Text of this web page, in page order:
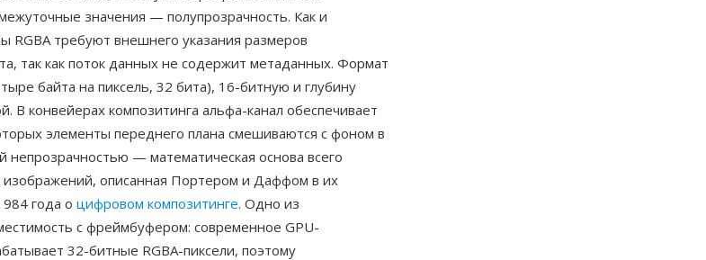
значения — полупрозрачность. Как и
RGBA требуют внешнего указания размеров
так как поток данных не содержит метаданных. Формат
байта на пиксель, 32 бита), 16-битную и глубину
В конвейерах композитинга альфа-канал обеспечивает
элементы переднего плана смешиваются с фоном в
непрозрачностью — математическая основа всего
изображений, описанная Портером и Даффом в их
года о цифровом композитинге. Одно из
с фреймбуфером: современное GPU-
32-битные RGBA-пиксели, поэтому